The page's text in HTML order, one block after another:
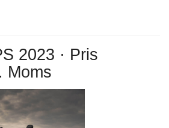
2023 · Pris
Moms